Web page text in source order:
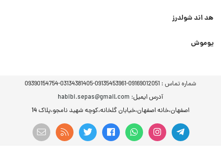
هد اند شولدرز
یوموش
شماره تماس : 09169012051-09135453961-03134381405-09390154754
آدرس ایمیل: habibi.sepas@gmail.com
اصفهان،خانه اصفهان،خیابان گلخانه،کوچه شهید نامجو،پلاک 14